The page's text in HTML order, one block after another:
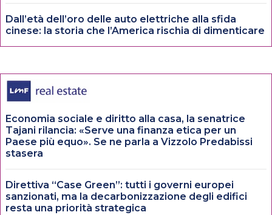
Dall’età dell’oro delle auto elettriche alla sfida
cinese: la storia che l’America rischia di dimenticare
Economia sociale e diritto alla casa, la senatrice
Tajani rilancia: «Serve una finanza etica per un
Paese più equo». Se ne parla a Vizzolo Predabissi
stasera
Direttiva “Case Green”: tutti i governi europei
sanzionati, ma la decarbonizzazione degli edifici
resta una priorità strategica